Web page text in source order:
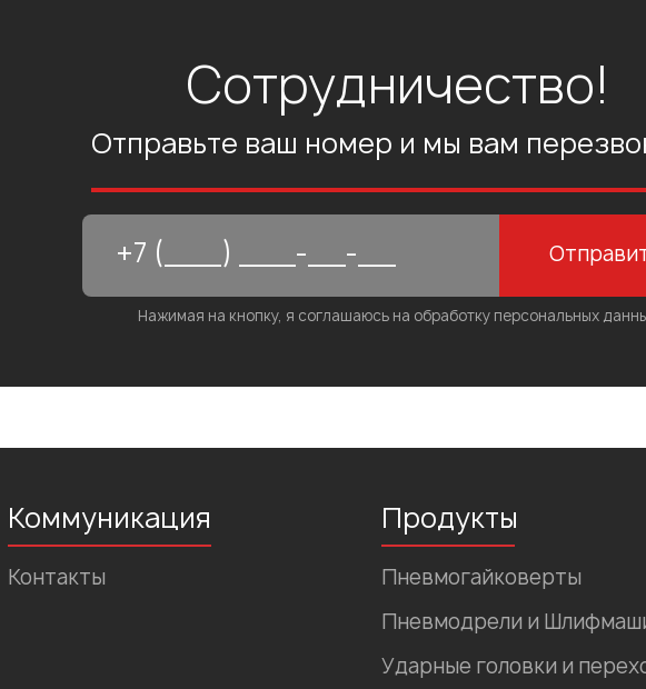
Сотрудничество!
Отправьте ваш номер и мы вам
Нажимая на кнопку, я соглашаюсь на обработку персональных
Коммуникация
Контакты
Продукты
Пневмогайковерты
Пневмодрели и
Ударные головки и